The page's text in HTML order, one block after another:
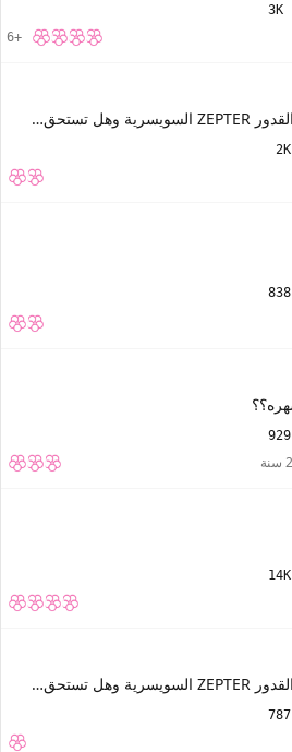
3K
+6
مين عنده فكره عن ماركة القدور ZEPTER السويسرية وهل تستحق ثمنها المرتفع !!
2K
838
929
14K
مين عنده فكره عن ماركة القدور ZEPTER السويسرية وهل تستحق ثمنها المرتفع !!
787